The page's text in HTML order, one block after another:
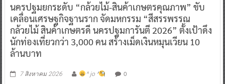
นครปฐมยกระดับ “กล้วยไม้-สินค้าเกษตรคุณภาพ” ขับ
เคลื่อนเศรษฐกิจฐานราก จัดมหกรรม “สีสรรพรรณ
กล้วยไม้ สินค้าเกษตรดี นครปฐมการันตี 2026” ตั้งเป้าดึง
นักท่องเที่ยวกว่า 3,000 คน สร้างเม็ดเงินหมุนเวียน 10
ล้านบาท
7 สิงหาคม 2026 ^ jo ^ 0